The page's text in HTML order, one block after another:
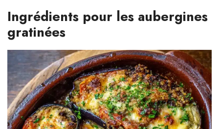
Ingrédients pour les aubergines
gratinées